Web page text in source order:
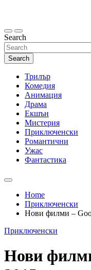
Search
Search
Трилър
Комедия
Анимация
Драма
Екшън
Мистерия
Приключенски
Романтични
Ужас
Фантастика
Home
Приключенски
Нови филми –
Приключенски
Нови